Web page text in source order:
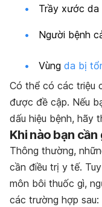
Trầy xước da
Người bệnh
Vùng da bị
Có thể có các triệu
được đề cập. Nếu
dấu hiệu bệnh, hãy
Khi nào bạn cần
Thông thường,
cần điều trị y tế.
môn bôi thuốc gì,
các trường hợp sau: